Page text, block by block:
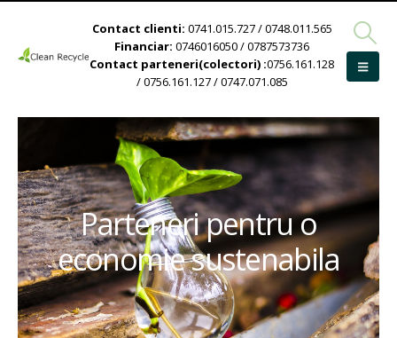
Contact clienti: 0741.015.727 / 0748.011.565
Financiar: 0746016050 / 0787573736
Contact parteneri(colectori) :0756.161.128
/ 0756.161.127 / 0747.071.085
Parteneri pentru o
economie sustenabila